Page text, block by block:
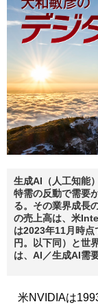
生成AI（人工知能
特需の反動で需要
る。その業界成長
の売上高は、米
は2023年11月時
円。以下同）と世
は、AI／生成AI需
米NVIDIAは